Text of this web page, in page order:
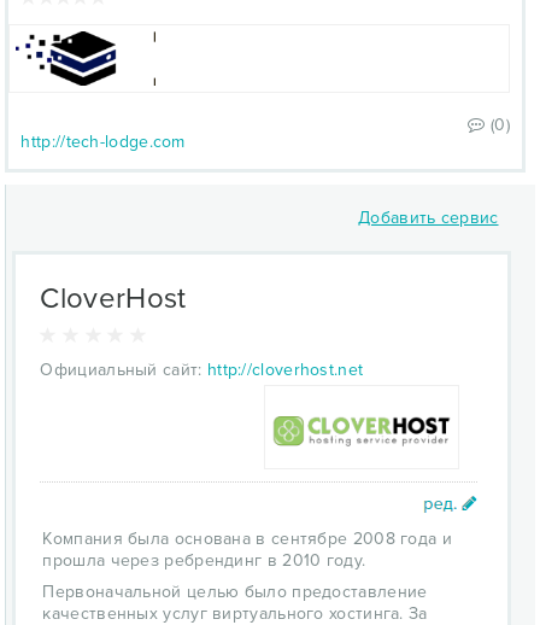
(0)
http://tech-lodge.com
Добавить сервис
CloverHost
Официальный сайт: http://cloverhost.net
Компания была основана в сентябре 2008 года и
прошла через ребрендинг в 2010 году.
Первоначальной целью было предоставление
качественных услуг виртуального хостинга. За